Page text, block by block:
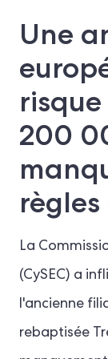
Une
200
La
(CySEC) a
l'ancienne
rebaptisée